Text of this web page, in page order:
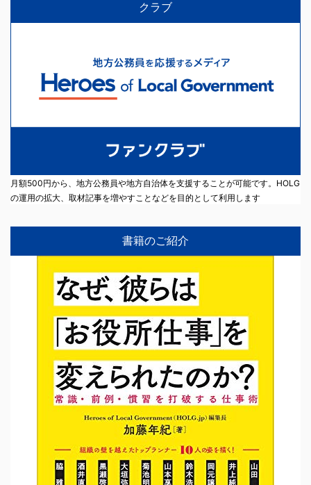
クラブ
月額500円から、地方公務員や地方自治体を支援することが可能です。HOLG
の運用の拡大、取材記事を増やすことなどを目的として利用します
書籍のご紹介